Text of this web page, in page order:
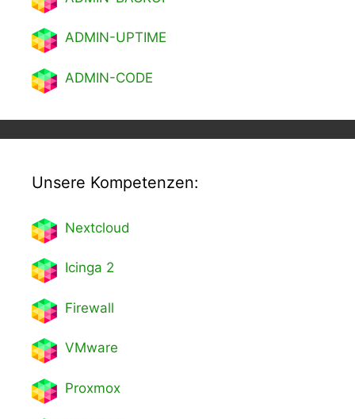
ADMIN-UPTIME
ADMIN-CODE
Unsere Kompetenzen:
Nextcloud
Icinga 2
Firewall
VMware
Proxmox